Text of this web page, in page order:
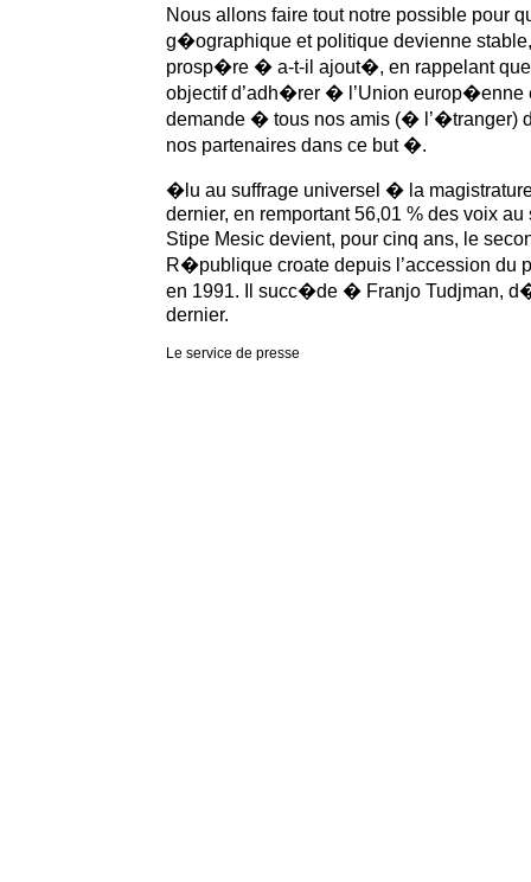
Nous allons faire tout notre possible pour
g�ographique et politique devienne
prosp�re � a-t-il ajout�, en rappelant que
objectif d’adh�rer � l’Union
demande � tous nos amis (� l’�tranger)
nos partenaires dans ce but �.
�lu au suffrage universel � la
dernier, en remportant 56,01 % des voix
Stipe Mesic devient, pour cinq ans, le
R�publique croate depuis l’accession du
en 1991. Il succ�de � Franjo Tudjman,
dernier.
Le service de presse